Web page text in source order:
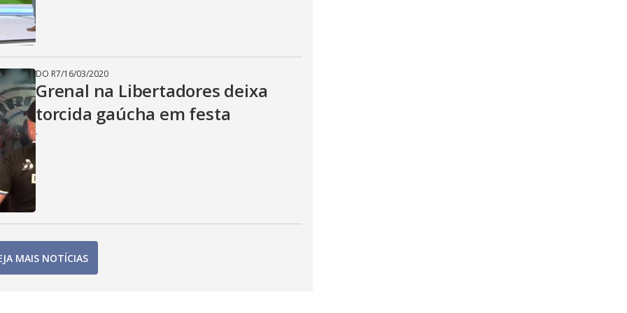
DO R7/16/03/2020
Grenal na Libertadores deixa
torcida gaúcha em festa
.
MAIS NOTÍCIAS